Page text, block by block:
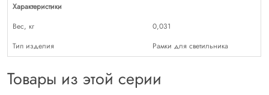
Характеристики
Вес, кг
0,031
Тип изделия
Рамки для светильника
Товары из этой серии